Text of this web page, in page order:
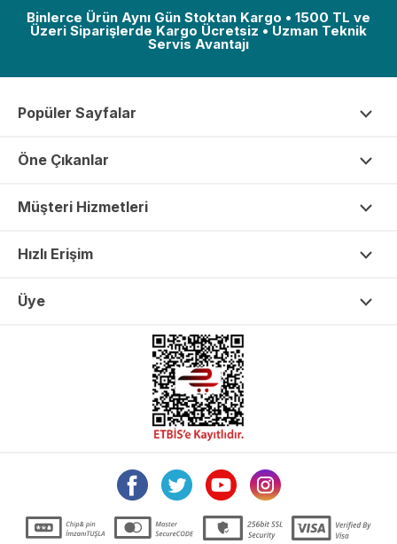
Binlerce Ürün Aynı Gün Stoktan Kargo • 1500 TL ve
Üzeri Siparişlerde Kargo Ücretsiz • Uzman Teknik
Servis Avantajı
Popüler Sayfalar
Öne Çıkanlar
Müşteri Hizmetleri
Hızlı Erişim
Üye